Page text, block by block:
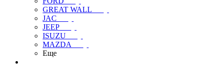
GREAT WALL
JAC
JEEP
ISUZU
MAZDA
Еще